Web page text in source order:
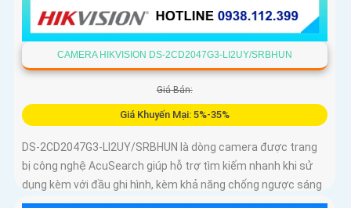
CAMERA HIKVISION DS-2CD2047G3-LI2UY/SRBHUN
Giá Bán:
Giá Khuyến Mại: 5%-35%
DS-2CD2047G3-LI2UY/SRBHUN là dòng camera được trang
bị công nghệ AcuSearch giúp hỗ trợ tìm kiếm nhanh khi sử
dụng kèm với đầu ghi hình, kèm khả năng chống ngược sáng
WDR 130dB, trang bị micro kép và loa hỗ trợ đàm thoại 2